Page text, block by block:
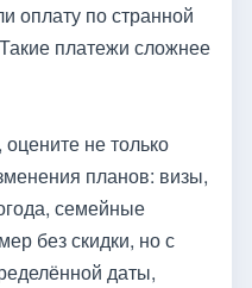
оплату по странной
платежи сложнее
не только
планов: визы,
семейные
без скидки, но с
даты,